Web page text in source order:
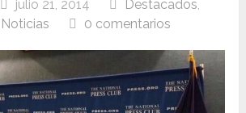
julio 21, 2014 Destacados
Noticias 0 comentarios